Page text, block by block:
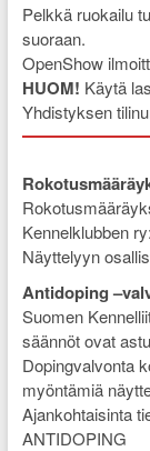
Pelkkä ruokailu
suoraan.
OpenShow
HUOM! Käytä
Yhdistyksen
Kennelklubben
Näyttelyyn
Antidoping
Suomen
säännöt ovat
Dopingvalvonta
myöntämiä
Ajankohtaisinta
ANTIDOPING